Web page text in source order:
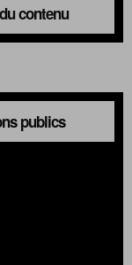
contenu
publics